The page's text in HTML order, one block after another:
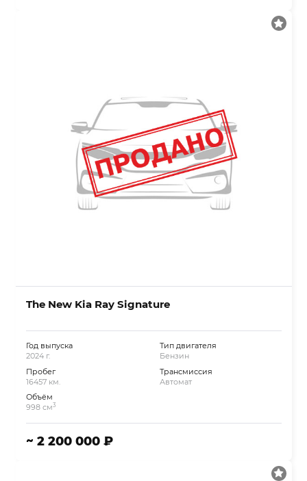
The New Kia Ray Signature
Год выпуска
2024 г.
Пробег
16457 км.
Объём
998 см3
Тип двигателя
Бензин
Трансмиссия
Автомат
~ 2 200 000 ₽